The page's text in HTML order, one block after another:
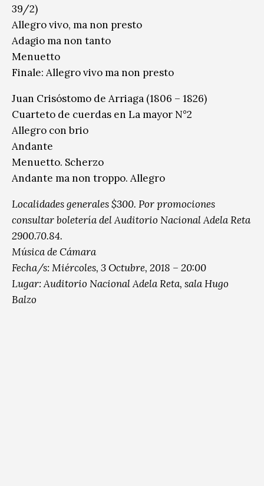
39/2)
Allegro vivo, ma non presto
Adagio ma non tanto
Menuetto
Finale: Allegro vivo ma non presto
Juan Crisóstomo de Arriaga (1806 – 1826)
Cuarteto de cuerdas en La mayor N°2
Allegro con brio
Andante
Menuetto. Scherzo
Andante ma non troppo. Allegro
Localidades generales $300. Por promociones
consultar boletería del Auditorio Nacional Adela Reta
2900.70.84.
Música de Cámara
Fecha/s: Miércoles, 3 Octubre, 2018 – 20:00
Lugar:Auditorio Nacional Adela Reta, sala Hugo
Balzo